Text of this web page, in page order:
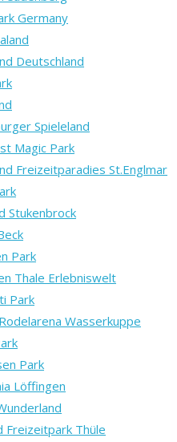
Germany
Deutschland
Spieleland
Magic Park
Freizeitparadies St.Englmar
Stukenbrock
Park
Thale Erlebniswelt
Park
Wasserkuppe
Park
Löffingen
Freizeitpark Thüle